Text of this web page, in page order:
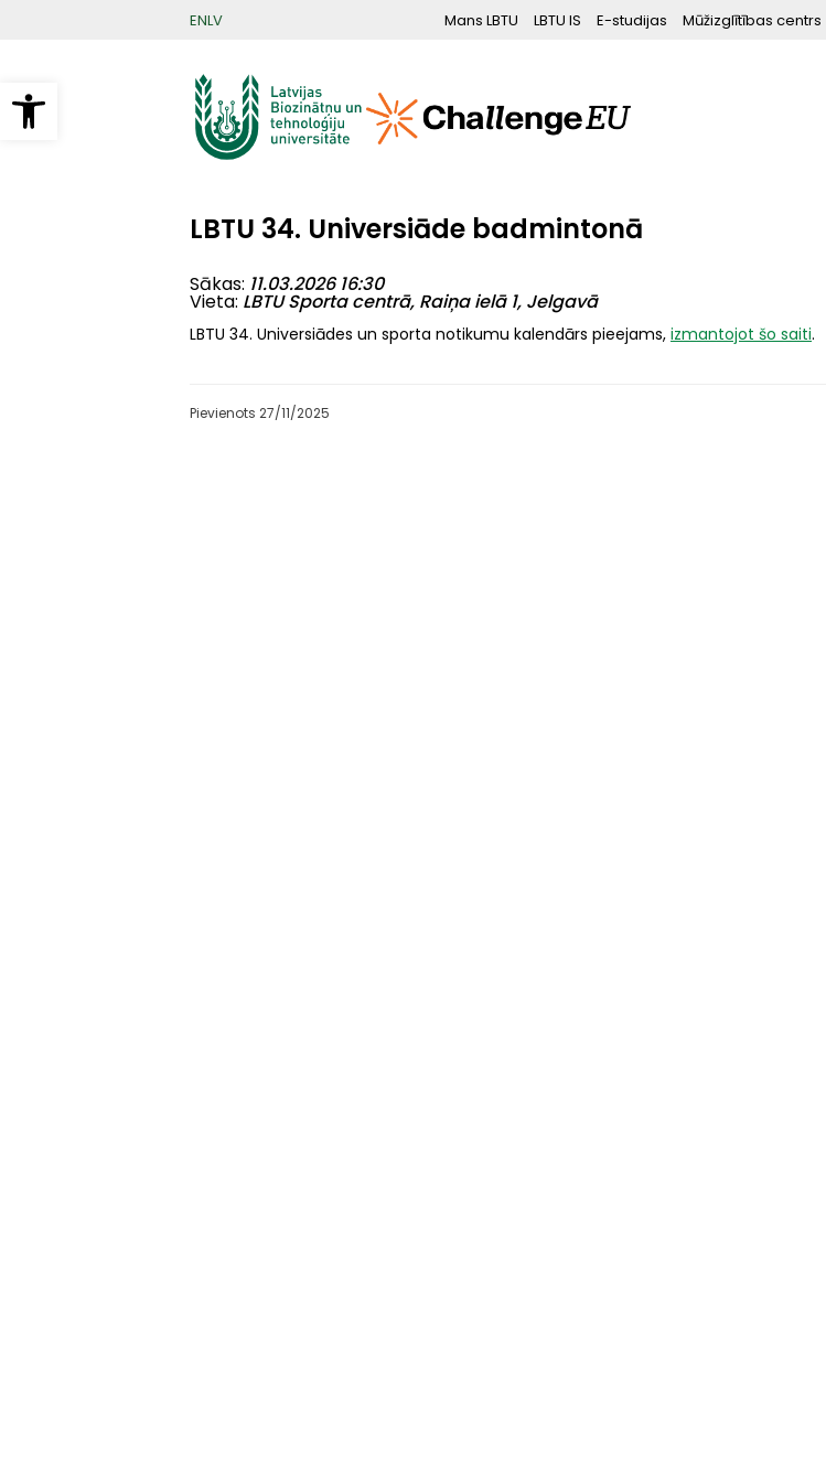
Open toolbar
ENLV Mans LBTU LBTU IS E-studijas Mūžizglītības centrs
LBTU 34. Universiāde badmintonā
Sākas 11.03.2026 16:30
Vieta LBTU Sporta centrā, Raiņa ielā 1, Jelgavā
LBTU 34. Universiādes un sporta notikumu kalendārs pieejams, izmantojot šo saiti.
Pievienots 27/11/2025